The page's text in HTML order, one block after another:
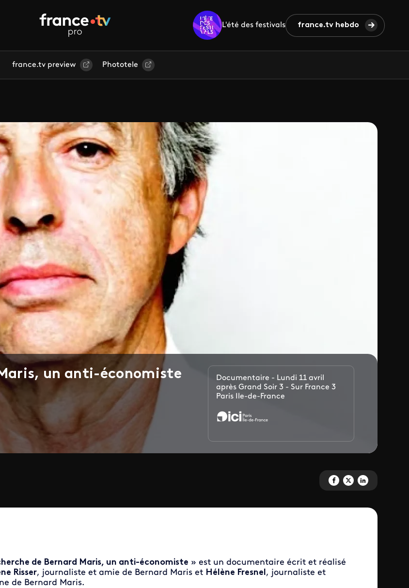
L'été des festivals france.tv hebdo
france.tv preview Phototele
un anti-économiste
Documentaire - Lundi 11 avril
après Grand Soir 3 - Sur France 3
Paris Ile-de-France
Partagez 'A la recherche de
Partagez 'A la
Partagez 'A la
de Bernard Maris, un anti-économiste » est un documentaire écrit et réalisé
Risser, journaliste et amie de Bernard Maris et Hélène Fresnel, journaliste et
de Bernard Maris.